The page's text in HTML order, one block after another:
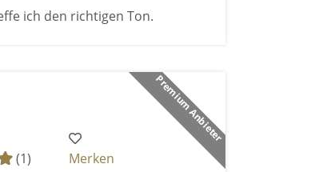
ich den richtigen Ton.
Premium Anbieter
(1)
Merken